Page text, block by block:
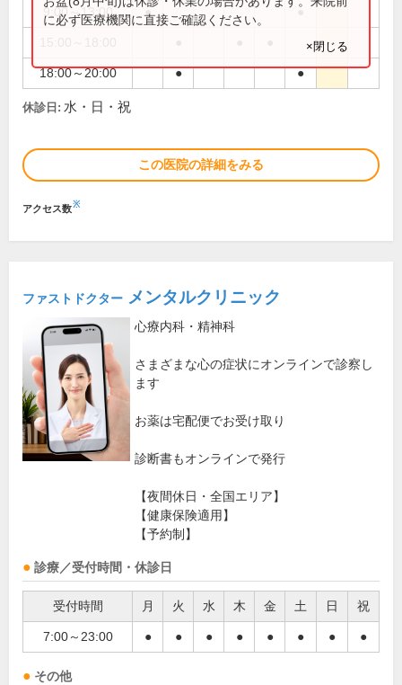
9:00～13:00 ● ●
18:00～20:00 ● ●
に必ず医療機関に直接ご確認ください。
×閉じる
休診日: 水・日・祝
この医院の詳細をみる
アクセス数※
ファストドクター メンタルクリニック
心療内科・精神科
さまざまな心の症状にオンラインで診察し
ます
お薬は宅配便でお受け取り
診断書もオンラインで発行
【夜間休日・全国エリア】
【健康保険適用】
【予約制】
診療／受付時間・休診日
受付時間 月 火 水 木 金 土 日 祝
7:00～23:00 ● ● ● ● ● ● ● ●
その他